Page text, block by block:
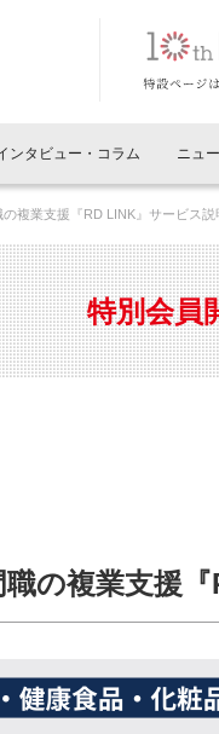
催
What's "UNIKORN"？
ンタビュー・コラム
ベンチャーインタビ
サポーターコラム
ニュ
ース
Why in Nihonbashi
サポーター紹介
パンフレット
特別会員について
オフィス・ラボ
の複業支援『RD LINK』サービス説
特別会員
職の複業支援